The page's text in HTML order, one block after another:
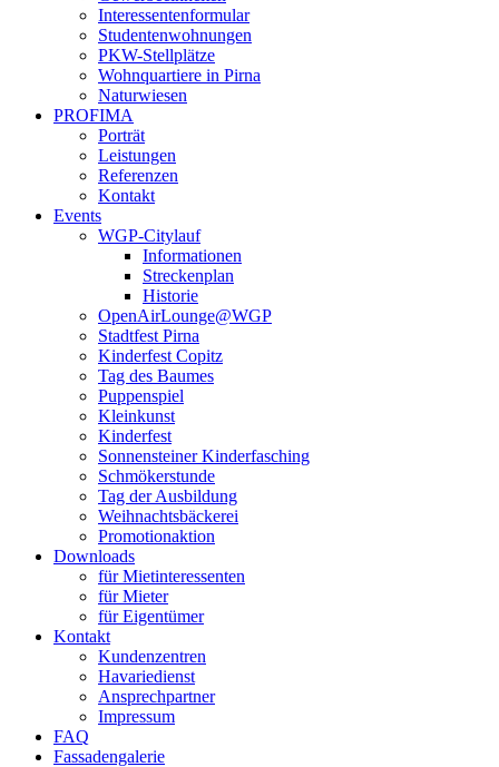
Interessentenformular
Studentenwohnungen
PKW-Stellplätze
Wohnquartiere in Pirna
Naturwiesen
PROFIMA
Porträt
Leistungen
Referenzen
Kontakt
Events
WGP-Citylauf
Informationen
Streckenplan
Historie
OpenAirLounge@WGP
Stadtfest Pirna
Kinderfest Copitz
Tag des Baumes
Puppenspiel
Kleinkunst
Kinderfest
Sonnensteiner Kinderfasching
Schmökerstunde
Tag der Ausbildung
Weihnachtsbäckerei
Promotionaktion
Downloads
für Mietinteressenten
für Mieter
für Eigentümer
Kontakt
Kundenzentren
Havariedienst
Ansprechpartner
Impressum
FAQ
Fassadengalerie